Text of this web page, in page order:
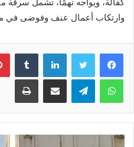
وارتكاب أعمال عنف وفوضى في
فيسبوك تويتر لينكدإن
واتساب تيلقرام مشاركة عبر البريد